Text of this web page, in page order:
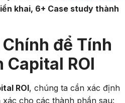
khai, 6+ Case study thành
để Tính
Capital ROI
ROI , chúng ta cần xác định
cho các thành phần sau: